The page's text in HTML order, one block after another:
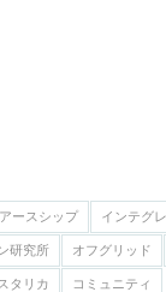
アースシップ インテグ
研究所 オフグリッド
タリカ コミュニティ